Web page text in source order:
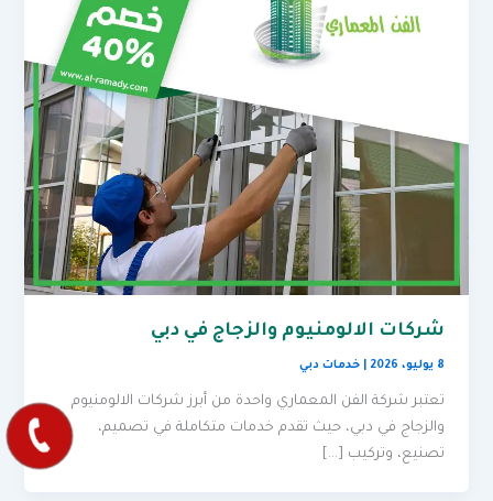
شركات الالومنيوم والزجاج في دبي
8 يوليو، 2026 |خدمات دبي
تعتبر شركة الفن المعماري واحدة من أبرز شركات الالومنيوم
والزجاج في دبي، حيث تقدم خدمات متكاملة في تصميم،
تصنيع، وتركيب […]